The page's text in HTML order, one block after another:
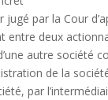
jugé par la Cour
entre deux
autre société
de la
par